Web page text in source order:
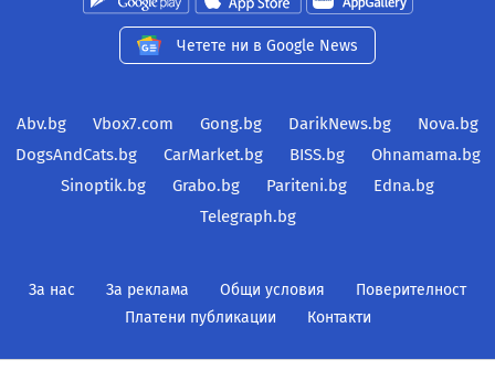
Четете ни в Google News
Abv.bg Vbox7.com Gong.bg DarikNews.bg
Nova.bg
DogsAndCats.bg
CarMarket.bg BISS.bg
Ohnamama.bg
Sinoptik.bg
Grabo.bg Pariteni.bg
Edna.bg
Telegraph.bg
За нас За реклама Общи условия
Поверителност
Платени публикации
Контакти